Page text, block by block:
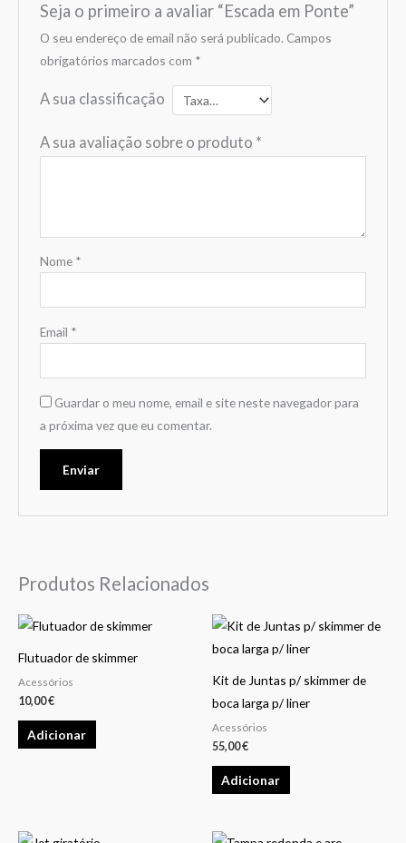
Seja o primeiro a avaliar “Escada em Ponte”
O seu endereço de email não será publicado. Campos
obrigatórios marcados com *
A sua classificação
A sua avaliação sobre o produto *
Nome *
Email *
Guardar o meu nome, email e site neste navegador para
a próxima vez que eu comentar.
Produtos Relacionados
Flutuador de skimmer
Acessórios
10,00€
Adicionar
Kit de Juntas p/ skimmer de
boca larga p/ liner
Acessórios
55,00€
Adicionar